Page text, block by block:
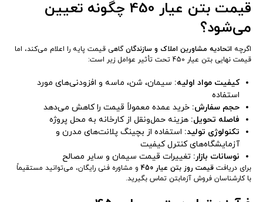
قیمت بتن عیار 450 چگونه تعیین
می‌شود؟
اگرچه اتحادیه مشاورین املاک و سازندگانگاهی قیمت پایه را اعلام می‌کند، اما
قیمت نهایی بتن عیار 450 تحت تأثیر عوامل زیر است:
کیفیت مواد اولیه: سیمان، شن، ماسه و افزودنی‌های مورد
استفاده
حجم سفارش: خرید عمده معمولاً قیمت را کاهش می‌دهد
فاصله تحویل: هزینه حمل‌ونقل از کارخانه به محل پروژه
تکنولوژی تولید: استفاده از بچینگ پلانت‌های مدرن و
آزمایشگاه‌های کنترل کیفیت
نوسانات بازار: تغییرات قیمت سیمان و سایر مصالح
برای دریافت قیمت روز بتن عیار 450
و مشاوره فنی رایگان، می‌توانید مستقیماً
با کارشناسان فروش آزمابتن تماس بگیرید.